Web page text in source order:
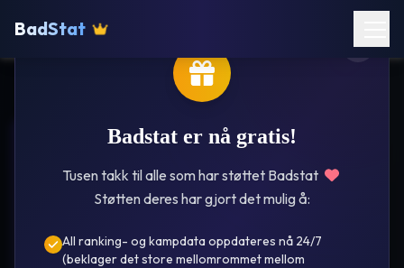
Badstat er nå gratis!
Tusen takk til alle som har støttet Badstat
Støtten deres har gjort det mulig å:
All ranking- og kampdata oppdateres nå 24/7
(beklager det store mellomrommet mellom
BadStat